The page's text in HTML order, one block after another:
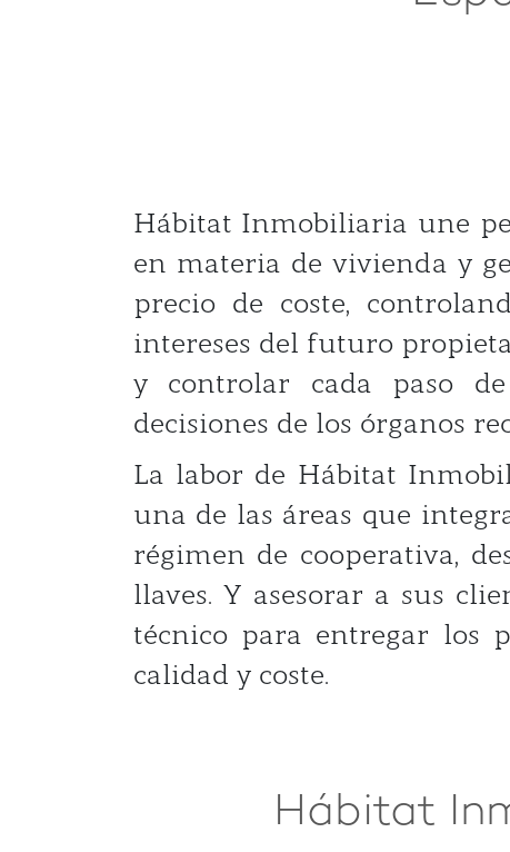
Hábitat Inmobiliaria une
en materia de vivienda y
precio de coste,
intereses del futuro
y controlar cada paso
decisiones de los órganos
La labor de Hábitat
una de las áreas que
régimen de cooperativa,
llaves. Y asesorar a sus
técnico para entregar los
calidad y coste.
Hábitat